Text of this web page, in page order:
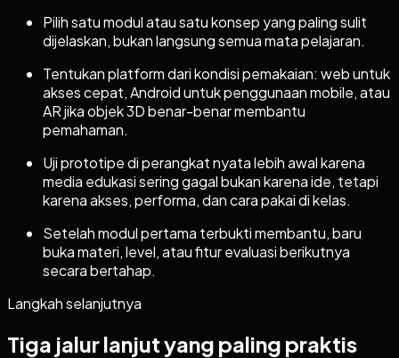
Pilih satu modul atau satu konsep yang paling sulit
dijelaskan, bukan langsung semua mata pelajaran.
Tentukan platform dari kondisi pemakaian: web untuk
akses cepat, Android untuk penggunaan mobile, atau
AR jika objek 3D benar-benar membantu
pemahaman.
Uji prototipe di perangkat nyata lebih awal karena
media edukasi sering gagal bukan karena ide, tetapi
karena akses, performa, dan cara pakai di kelas.
Setelah modul pertama terbukti membantu, baru
buka materi, level, atau fitur evaluasi berikutnya
secara bertahap.
Langkah selanjutnya
Tiga jalur lanjut yang paling praktis